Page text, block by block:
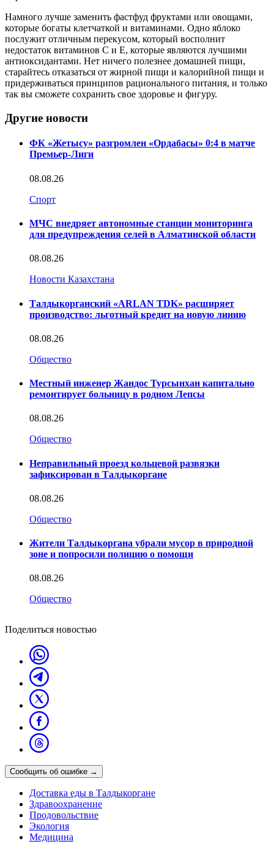
Намного лучше заменить фастфуд фруктами или овощами,
которые богаты клетчаткой и витаминами. Одно яблоко
послужит отличным перекусом, который восполнит
недостаток витаминов С и Е, которые являются лучшими
антиоксидантами. Нет ничего полезнее домашней пищи,
старайтесь отказаться от жирной пищи и калорийной пищи и
придерживаться принципов рационального питания, и только
так вы сможете сохранить свое здоровье и фигуру.
Другие новости
ФК «Жетысу» разгромлен «Ордабасы» 0:4 в матче
Премьер-Лиги
08.08.26
Спорт
МЧС внедряет автономные станции мониторинга
для предупреждения селей в Алматинской области
08.08.26
Новости Казахстана
Талдыкорганский «ARLAN TDK» расширяет
производство: льготный кредит на новую линию
08.08.26
Общество
Местный инженер Жандос Турсынхан капитально
ремонтирует больницу в родном Лепсы
08.08.26
Общество
Неправильный проезд кольцевой развязки
зафиксирован в Талдыкоргане
08.08.26
Общество
Жители Талдыкоргана убрали мусор в природной
зоне и попросили полицию о помощи
08.08.26
Общество
Поделиться новостью
Сообщить об ошибке →
Доставка еды в Талдыкоргане
Здравоохранение
Продовольствие
Экология
Медицина